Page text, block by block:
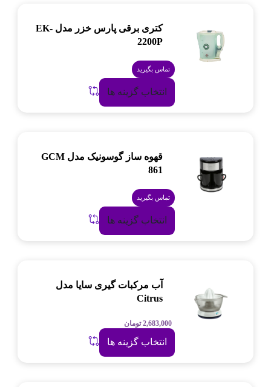
کتری برقی پارس خزر مدل EK-
2200P
تماس بگیرید
انتخاب گزینه ها
قهوه ساز گوسونیک مدل GCM
861
تماس بگیرید
انتخاب گزینه ها
آب‌ مرکبات‌ گیری سایا مدل
Citrus
2,683,000 تومان
انتخاب گزینه ها